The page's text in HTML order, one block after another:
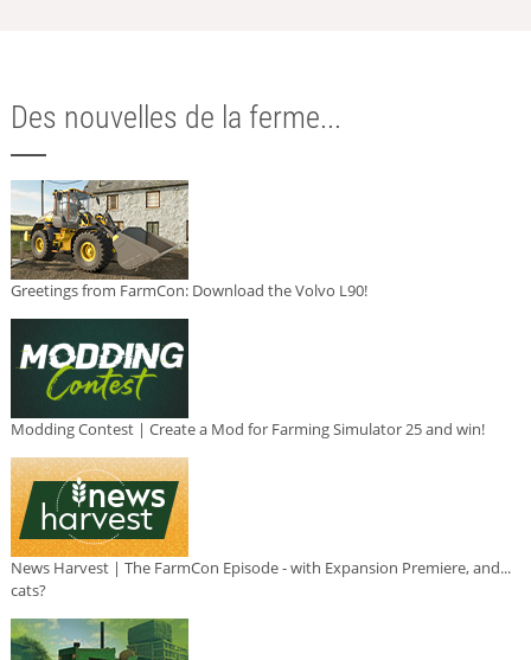
Des nouvelles de la ferme...
Greetings from FarmCon: Download the Volvo L90!
Modding Contest | Create a Mod for Farming Simulator 25 and win!
News Harvest | The FarmCon Episode - with Expansion Premiere, and...
cats?